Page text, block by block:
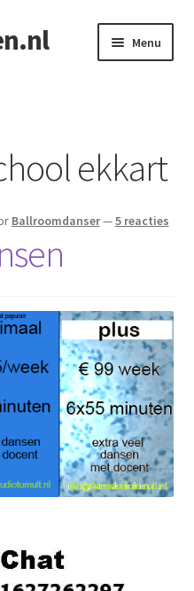
Menu
ekkart
Ballroomdanser—5 reacties